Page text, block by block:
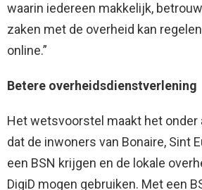
waarin iedereen makkelijk,
zaken met de overheid kan
online.”
Betere overheidsdienstverlening
Het wetsvoorstel maakt het onder
dat de inwoners van Bonaire, Sint
een BSN krijgen en de lokale
DigiD mogen gebruiken. Met een